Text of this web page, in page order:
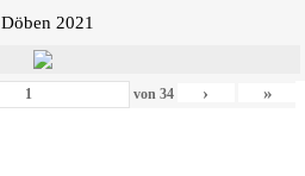
Döben 2021
von 34 › »